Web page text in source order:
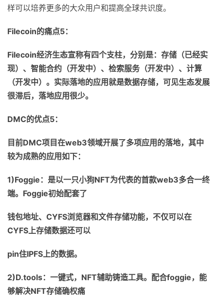
样可以培养更多的大众用户和提高全球共识度。
Filecoin的痛点5：
Filecoin经济生态宣称有四个支柱，分别是：存储（已经实
现）、智能合约（开发中）、检索服务（开发中）、计算
（开发中）。实际落地的应用就是数据存储，可见生态发展
很滞后，落地应用很少。
DMC的优点5：
目前DMC项目在web3领域开展了多项应用的落地，其中
较为成熟的应用如下：
1)Foggie ：是以一只小狗NFT为代表的首款web3多合一终
端。 Foggie初始配套了
钱包地址、 CYFS浏览器和文件存储功能，不仅可以在
CYFS上存储数据还可以
pin住IPFS上的数据。
2)D.tools：一键式， NFT辅助铸造工具。配合foggie，能
够解决NFT存储确权痛